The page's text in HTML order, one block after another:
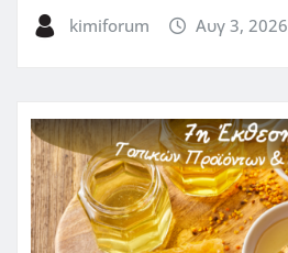
kimiforum Αυγ 3, 2026